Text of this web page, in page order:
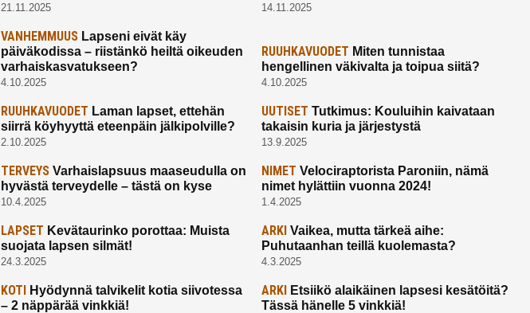
21.11.2025 14.11.2025
VANHEMMUUSLapseni eivät käy
päiväkodissa – riistänkö heiltä oikeuden
varhaiskasvatukseen?
4.10.2025
RUUHKAVUODET Miten tunnistaa
hengellinen väkivalta ja toipua siitä?
4.10.2025
RUUHKAVUODET Laman lapset, ettehän
siirrä köyhyyttä eteenpäin jälkipolville?
2.10.2025
UUTISET Tutkimus: Kouluihin kaivataan
takaisin kuria ja järjestystä
13.9.2025
TERVEYSVarhaislapsuus maaseudulla on
hyvästä terveydelle – tästä on kyse
10.4.2025
NIMET Velociraptorista Paroniin, nämä
nimet hylättiin vuonna 2024!
1.4.2025
LAPSET Kevätaurinko porottaa: Muista
suojata lapsen silmät!
24.3.2025
ARKI Vaikea, mutta tärkeä aihe:
Puhutaanhan teillä kuolemasta?
4.3.2025
KOTI Hyödynnä talvikelit kotia siivotessa
– 2 näppärää vinkkiä!
ARKI Etsiikö alaikäinen lapsesi kesätöitä?
Tässä hänelle 5 vinkkiä!